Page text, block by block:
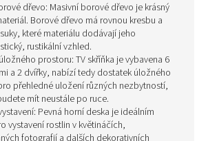
dřevo: Masivní borové dřevo je krásný
Borové dřevo má rovnou kresbu a
které materiálu dodávají jeho
rustikální vzhled.
prostoru: TV skříňka je vybavena 6
a 2 dvířky, nabízí tedy dostatek úložného
přehledné uložení různých nezbytností,
mít neustále po ruce.
Pevná horní deska je ideálním
vystavení rostlin v květináčích,
fotografií a dalších dekorativních